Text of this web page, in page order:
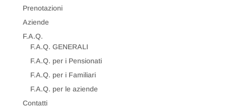
Prenotazioni
Aziende
F.A.Q.
F.A.Q. GENERALI
F.A.Q. per i Pensionati
F.A.Q. per i Familiari
F.A.Q. per le aziende
Contatti